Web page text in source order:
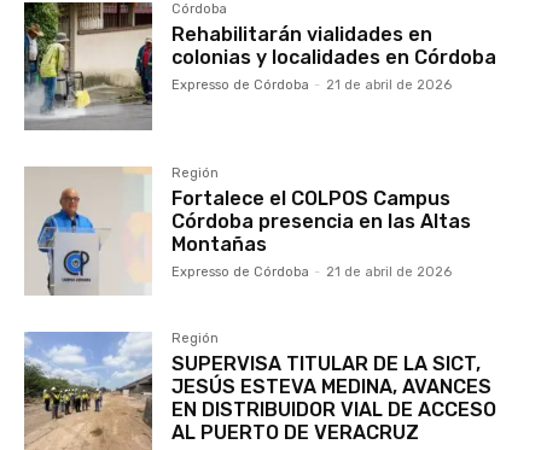
Córdoba
Rehabilitarán vialidades en
colonias y localidades en Córdoba
Expresso de Córdoba - 21 de abril de 2026
Región
Fortalece el COLPOS Campus
Córdoba presencia en las Altas
Montañas
Expresso de Córdoba - 21 de abril de 2026
Región
SUPERVISA TITULAR DE LA SICT,
JESÚS ESTEVA MEDINA, AVANCES
EN DISTRIBUIDOR VIAL DE ACCESO
AL PUERTO DE VERACRUZ